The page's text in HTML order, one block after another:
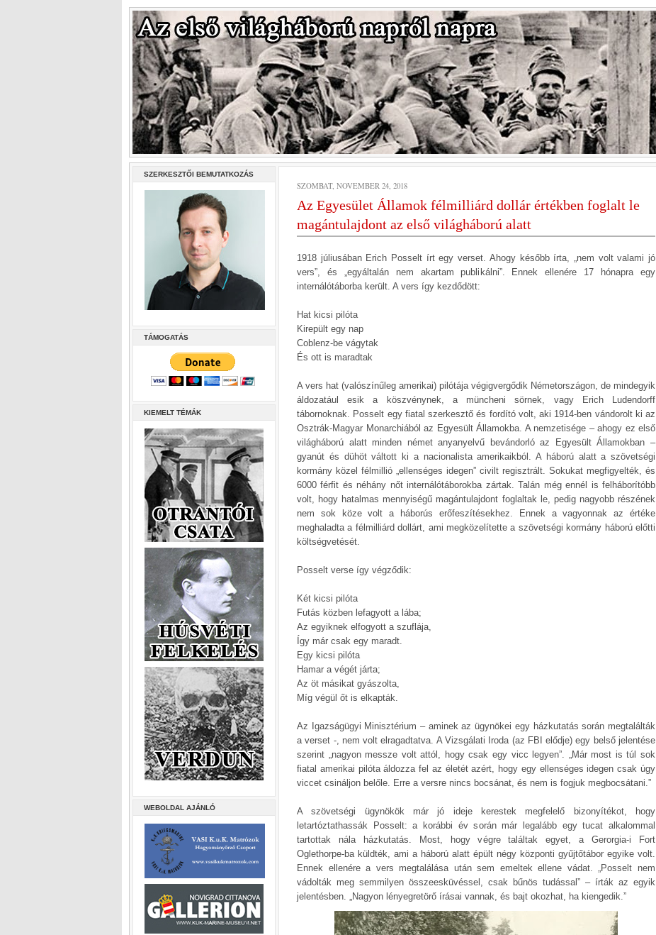
SZERKESZTŐI BEMUTATKOZÁS
TÁMOGATÁS
KIEMELT TÉMÁK
WEBOLDAL AJÁNLÓ
SZOMBAT, NOVEMBER 24, 2018
Az Egyesület Államok félmilliárd dollár értékben foglalt le
magántulajdont az első világháború alatt
1918 júliusában Erich Posselt írt egy verset. Ahogy később írta, „nem volt valami jó
vers”, és „egyáltalán nem akartam publikálni”. Ennek ellenére 17 hónapra egy
internálótáborba került. A vers így kezdődött:
Hat kicsi pilóta
Kirepült egy nap
Coblenz-be vágytak
És ott is maradtak
A vers hat (valószínűleg amerikai) pilótája végigvergődik Németországon, de mindegyik
áldozatául esik a köszvénynek, a müncheni sörnek, vagy Erich Ludendorff
tábornoknak. Posselt egy fiatal szerkesztő és fordító volt, aki 1914-ben vándorolt ki az
Osztrák-Magyar Monarchiából az Egyesült Államokba. A nemzetisége – ahogy ez első
világháború alatt minden német anyanyelvű bevándorló az Egyesült Államokban –
gyanút és dühöt váltott ki a nacionalista amerikaikból. A háború alatt a szövetségi
kormány közel félmillió „ellenséges idegen” civilt regisztrált. Sokukat megfigyelték, és
6000 férfit és néhány nőt internálótáborokba zártak. Talán még ennél is felháborítóbb
volt, hogy hatalmas mennyiségű magántulajdont foglaltak le, pedig nagyobb részének
nem sok köze volt a háborús erőfeszítésekhez. Ennek a vagyonnak az értéke
meghaladta a félmilliárd dollárt, ami megközelítette a szövetségi kormány háború előtti
költségvetését.
Posselt verse így végződik:
Két kicsi pilóta
Futás közben lefagyott a lába;
Az egyiknek elfogyott a szuflája,
Így már csak egy maradt.
Egy kicsi pilóta
Hamar a végét járta;
Az öt másikat gyászolta,
Míg végül őt is elkapták.
Az Igazságügyi Minisztérium – aminek az ügynökei egy házkutatás során megtalálták
a verset -, nem volt elragadtatva. A Vizsgálati Iroda (az FBI elődje) egy belső jelentése
szerint „nagyon messze volt attól, hogy csak egy vicc legyen”. „Már most is túl sok
fiatal amerikai pilóta áldozza fel az életét azért, hogy egy ellenséges idegen csak úgy
viccet csináljon belőle. Erre a versre nincs bocsánat, és nem is fogjuk megbocsátani.”
A szövetségi ügynökök már jó ideje kerestek megfelelő bizonyítékot, hogy
letartóztathassák Posselt: a korábbi év során már legalább egy tucat alkalommal
tartottak nála házkutatás. Most, hogy végre találtak egyet, a Gerorgia-i Fort
Oglethorpe-ba küldték, ami a háború alatt épült négy központi gyűjtőtábor egyike volt.
Ennek ellenére a vers megtalálása után sem emeltek ellene vádat. „Posselt nem
vádolták meg semmilyen összeesküvéssel, csak bűnös tudással” – írták az egyik
jelentésben. „Nagyon lényegretörő írásai vannak, és bajt okozhat, ha kiengedik.”